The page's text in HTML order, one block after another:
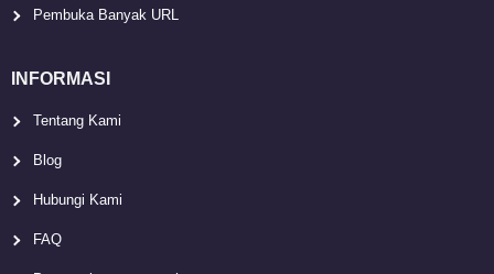
Pembuka Banyak URL
INFORMASI
Tentang Kami
Blog
Hubungi Kami
FAQ